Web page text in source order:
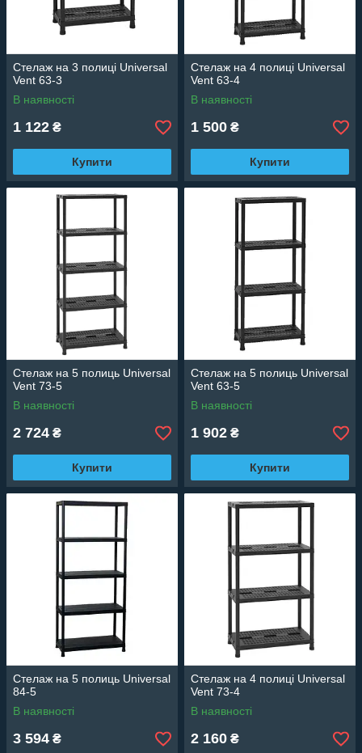
Стелаж на 3 полиці Universal
Vent 63-3
В наявності
1 122 ₴
Купити
Стелаж на 4 полиці Universal
Vent 63-4
В наявності
1 500 ₴
Купити
Стелаж на 5 полиць Universal
Vent 73-5
В наявності
2 724 ₴
Купити
Стелаж на 5 полиць Universal
Vent 63-5
В наявності
1 902 ₴
Купити
Стелаж на 5 полиць Universal
84-5
В наявності
3 594 ₴
Стелаж на 4 полиці Universal
Vent 73-4
В наявності
2 160 ₴